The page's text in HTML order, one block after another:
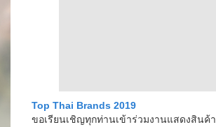
Top Thai Brands 2019
ขอเรียนเชิญทุกท่านเข้าร่วมงานแสดงสินค้า